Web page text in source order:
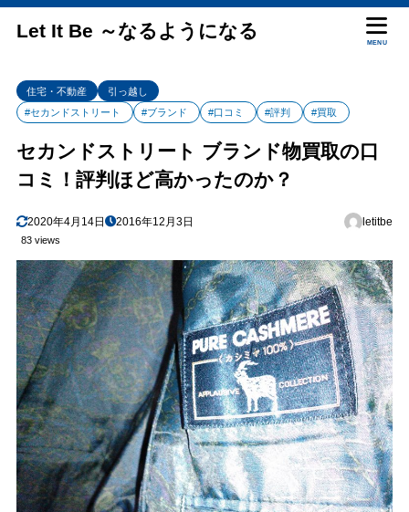
Let It Be ～なるようになる
MENU
住宅・不動産
引っ越し
#セカンドストリート
#ブランド #口コミ #評判 #買取
セカンドストリート ブランド物買取の口
コミ！評判ほど高かったのか？
2020年4月14日 2016年12月3日 letitbe
83 views